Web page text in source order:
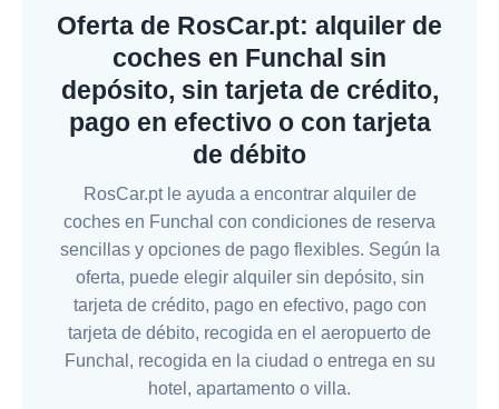
Oferta de RosCar.pt: alquiler de
coches en Funchal sin
depósito, sin tarjeta de crédito,
pago en efectivo o con tarjeta
de débito
RosCar.pt le ayuda a encontrar alquiler de
coches en Funchal con condiciones de reserva
sencillas y opciones de pago flexibles. Según la
oferta, puede elegir alquiler sin depósito, sin
tarjeta de crédito, pago en efectivo, pago con
tarjeta de débito, recogida en el aeropuerto de
Funchal, recogida en la ciudad o entrega en su
hotel, apartamento o villa.